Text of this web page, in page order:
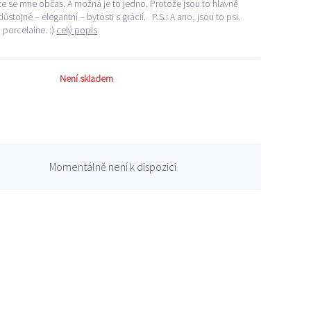
se mne občas. A možná je to jedno. Protože jsou to hlavně
– elegantní – bytosti s grácií. P.S.: A ano, jsou to psi.
:) celý popis
Není skladem
Momentálně není k dispozici